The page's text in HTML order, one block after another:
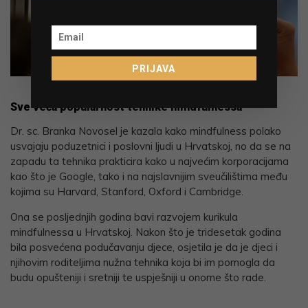
Kristina Ercegović i Branka Novosel
Sve veća popularnost tehnike mindfulnessa
Dr. sc. Branka Novosel je kazala kako mindfulness polako
usvajaju poduzetnici i poslovni ljudi u Hrvatskoj, no da se na
zapadu ta tehnika prakticira kako u najvećim korporacijama
kao što je Google, tako i na najslavnijim sveučilištima među
kojima su Harvard, Stanford, Oxford i Cambridge.
Ona se posljednjih godina bavi razvojem kurikula
mindfulnessa u Hrvatskoj. Nakon što je tridesetak godina
bila posvećena podučavanju djece, osjetila je da je djeci i
njihovim roditeljima nužna tehnika koja bi im pomogla da
budu opušteniji i sretniji te uspješniji u onome što rade.
PRIJAVA